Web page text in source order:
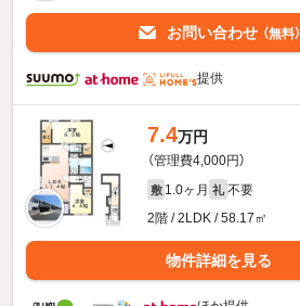
お問い合わせ （無料）
提供
7.4万円
（管理費4,000円）
敷 1.0ヶ月 礼 不要
2階 / 2LDK / 58.17㎡
物件詳細を見る